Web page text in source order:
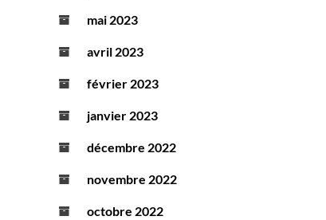
mai 2023
avril 2023
février 2023
janvier 2023
décembre 2022
novembre 2022
octobre 2022